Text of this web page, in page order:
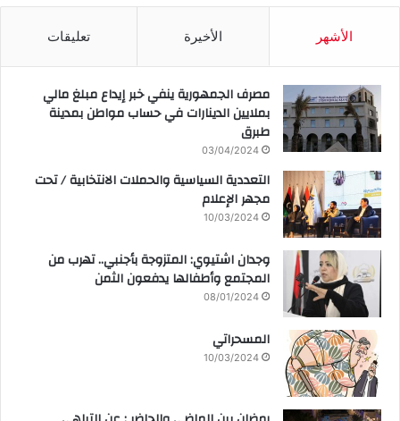
الأشهر الأخيرة تعليقات
مصرف الجمهورية ينفي خبر إيداع مبلغ مالي
بملايين الدينارات في حساب مواطن بمدينة
طبرق
03/04/2024
التعددية السياسية والحملات الانتخابية / تحت
مجهر الإعلام
10/03/2024
وجدان اشتيوي: المتزوجة بأجنبي.. تهرب من
المجتمع وأطفالها يدفعون الثمن
08/01/2024
المسحراتي
10/03/2024